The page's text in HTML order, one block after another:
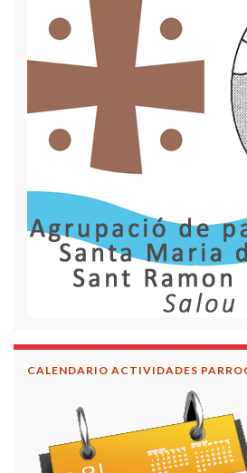
CALENDARIO ACTIVIDADES